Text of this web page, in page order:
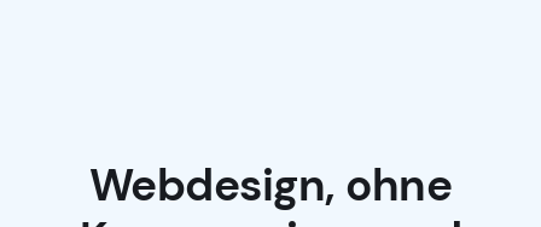
Webdesign, ohne